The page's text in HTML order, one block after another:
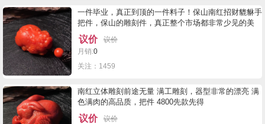
一件毕业，真正到顶的一件料子！保山南红招财貔貅手
把件，保山的雕刻件，真正整个市场都非常少见的美
货，精品辣椒红，纯色料，直接把玩特别的合适，尺寸
58.36.29。87.4克。价格22000
议价
议价
月销:0
关注：1459
南红立体雕刻前途无量 满工雕刻，器型非常的漂亮 满
色满肉的高品质，把件 4800先款先得
议价
议价